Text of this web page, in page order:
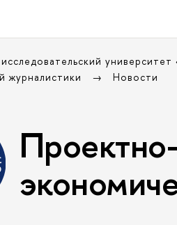
журналистики
Новости